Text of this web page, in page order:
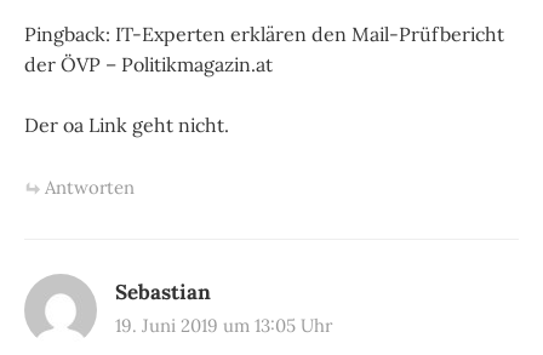
Pingback: IT-Experten erklären den Mail-Prüfbericht
der ÖVP – Politikmagazin.at
Der oa Link geht nicht.
Antworten
Sebastian
19. Juni 2019 um 13:05 Uhr